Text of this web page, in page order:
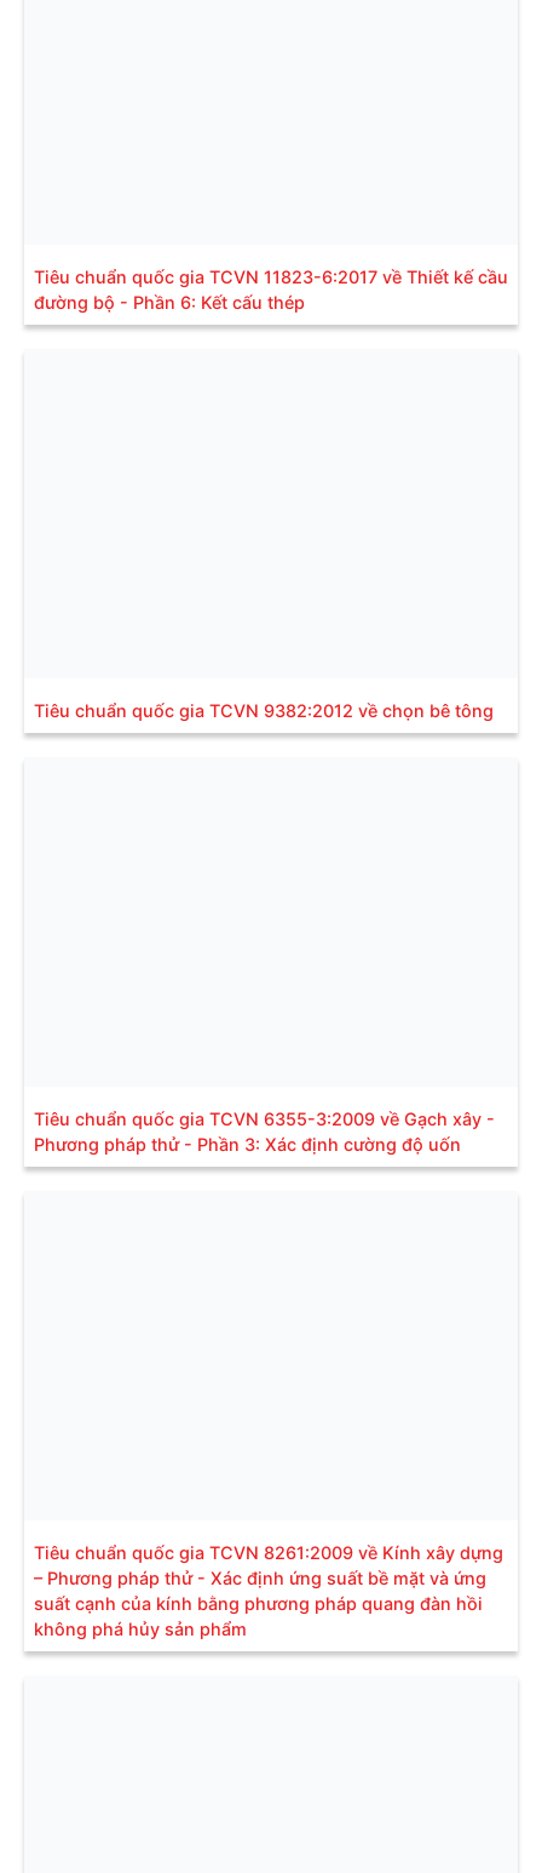
Tiêu chuẩn quốc gia TCVN 11823-6:2017 về Thiết kế cầu
đường bộ - Phần 6: Kết cấu thép
Tiêu chuẩn quốc gia TCVN 9382:2012 về chọn bê tông
Tiêu chuẩn quốc gia TCVN 6355-3:2009 về Gạch xây -
Phương pháp thử - Phần 3: Xác định cường độ uốn
Tiêu chuẩn quốc gia TCVN 8261:2009 về Kính xây dựng
– Phương pháp thử - Xác định ứng suất bề mặt và ứng
suất cạnh của kính bằng phương pháp quang đàn hồi
không phá hủy sản phẩm